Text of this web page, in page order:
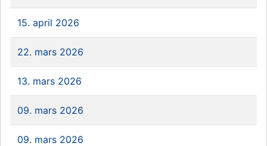
15. april 2026
22. mars 2026
13. mars 2026
09. mars 2026
09. mars 2026